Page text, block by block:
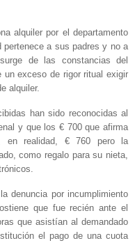
alquiler por el departamento
a sus padres y no a
de las constancias del
un exceso de rigor ritual exigir
alquiler.
han sido reconocidas al
y que los € 700 que afirma
en realidad, € 760 pero la
como regalo para su nieta,
denuncia por incumplimiento
que fue recién ante el
que asistían al demandado
el pago de una cuota